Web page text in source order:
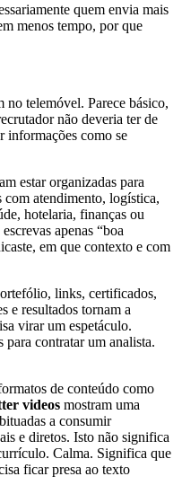
quem envia mais
menos tempo, por que
telemóvel. Parece básico,
não deveria ter de
informações como se
estar organizadas para
com atendimento, logística,
hotelaria, finanças ou
apenas “boa
em que contexto e com
links, certificados,
e resultados tornam a
virar um espetáculo.
contratar um analista.
de conteúdo como
videos mostram uma
a consumir
e diretos. Isto não significa
Calma. Significa que
ficar presa ao texto